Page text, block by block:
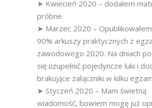
➤ Kwiecień 2020 – dodałem
próbne.
➤ Marzec 2020 –
90% arkuszy praktycznych z
zawodowego 2020. Na dniach
się uzupełnić pojedyncze luki i
brakujące załączniki w kilku
➤ Styczeń 2020 – Mam świetną
wiadomość, bowiem mogę już